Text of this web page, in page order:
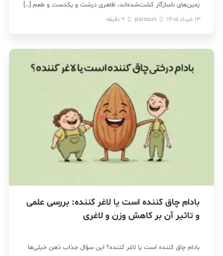
زمین‌های ناسازگار کشت‌شده‌اند، ظاهری درشت و یکدست و طعم […]
13 خرداد 1405 parssun
9 دقیقه
بادام چاق کننده است یا لاغر کننده: بررسی علمی
و تاثیر آن بر کاهش وزن و لاغری
بادام چاق کننده است یا لاغر کننده؟ این سؤال جذاب ذهن خیلی‌ها